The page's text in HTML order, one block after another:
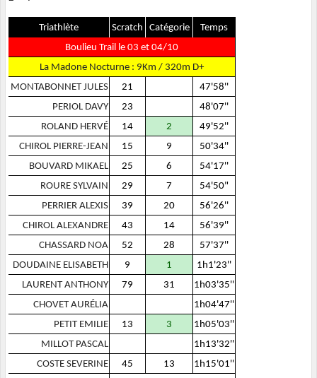
Triathlète Scratch Catégorie
Temps
Boulieu Trail le 03 et 04/10
La Madone Nocturne : 9Km / 320m D+
MONTABONNET JULES
21
47'58''
PERIOL DAVY
23
48'07''
ROLAND HERVÉ
14 2
49'52''
CHIROL PIERRE-JEAN
15 9
50'34''
BOUVARD MIKAEL
25 6
54'17''
ROURE SYLVAIN
29 7
54'50"
PERRIER ALEXIS
39 20
56'26''
CHIROL ALEXANDRE
43 14
56'39''
CHASSARD NOA
52 28
57'37''
DOUDAINE ELISABETH
9 1
1h1'23''
LAURENT ANTHONY
79 31
1h03'35''
CHOVET AURÉLIA
1h04'47''
PETIT EMILIE
13 3
1h05'03''
MILLOT PASCAL
1h13'32''
COSTE SEVERINE
45 13
1h15'01''